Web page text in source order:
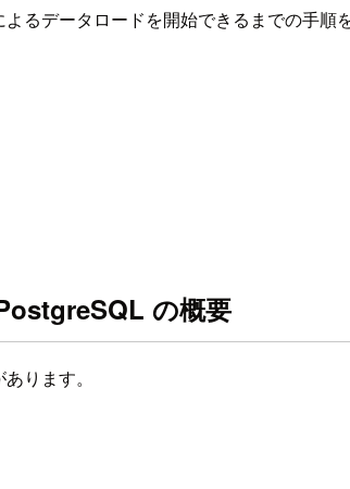
るデータロードを開始できるまでの手
の概要
ります。